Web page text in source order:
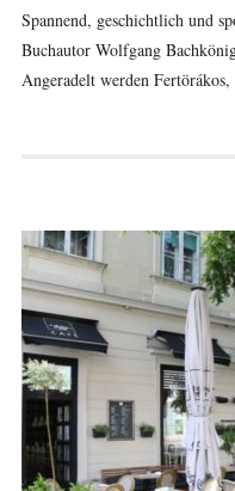
Spannend, geschichtlich und
Buchautor Wolfgang
Angeradelt werden